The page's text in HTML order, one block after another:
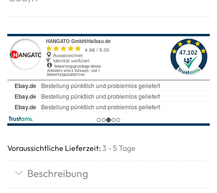
Voraussichtliche Lieferzeit: 3 - 5 Tage
Beschreibung